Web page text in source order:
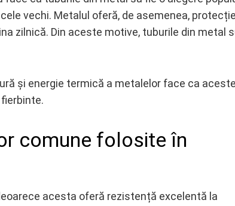
vechi. Metalul oferă, de asemenea, protecție
zilnică. Din aceste motive, tuburile din metal
și energie termică a metalelor face ca
comune folosite în
acesta oferă rezistență excelentă la